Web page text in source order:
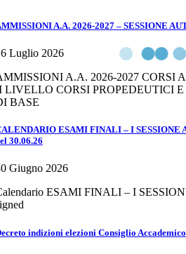
A.A. 2026-2027 – SESSIONE
Luglio 2026
A.A. 2026-2027 CORSI
LIVELLO CORSI PROPEDEUTICI
BASE
ESAMI FINALI – I SESSIONE
30.06.26
Giugno 2026
ESAMI FINALI – I
indizioni elezioni Consiglio Accademico